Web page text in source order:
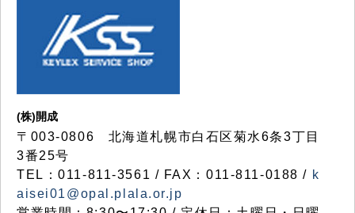
(株)開成
〒003-0806 北海道札幌市白石区菊水6条3丁目
3番25号
TEL：011-811-3561 / FAX：011-811-0188 / k
aisei01@opal.plala.or.jp